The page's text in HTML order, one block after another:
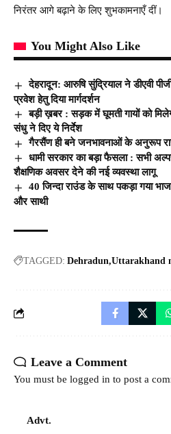
निरंतर आगे बढ़ाने के लिए शुभकामनाएँ दीं।
You Might Also Like
देहरादून: आरुषि सुंद्रियाल ने डीएवी
प्रवेश हेतु दिया मार्गदर्शन
बड़ी ख़बर : सड़क में घूमती गायों को
संधु ने दिए ये निर्देश
गैरसैंण ही बने जनभावनाओं के अनुरूप
धामी सरकार का बड़ा फैसला : सभी
शैक्षणिक अवसर देने की नई व्यवस्था लागू
40 जिन्दा राउंड के साथ पकड़ा गया
और साथी
TAGGED: Dehradun Uttarakhand
Leave a Comment
You must be logged in to post a
Advt.